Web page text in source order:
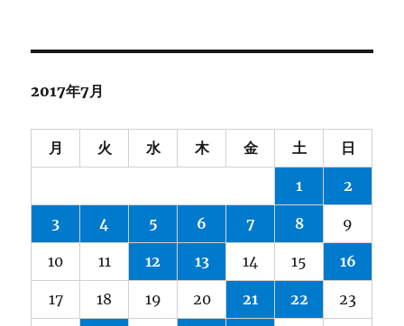
2017年7月
月 火 水 木 金 土 日
1 2
3 4 5 6 7 8 9
10 11 12 13 14 15 16
17 18 19 20 21 22 23